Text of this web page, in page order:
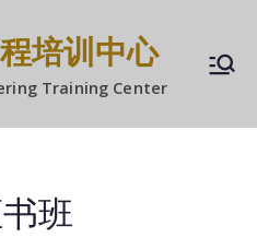
培训中心
Training Center
班